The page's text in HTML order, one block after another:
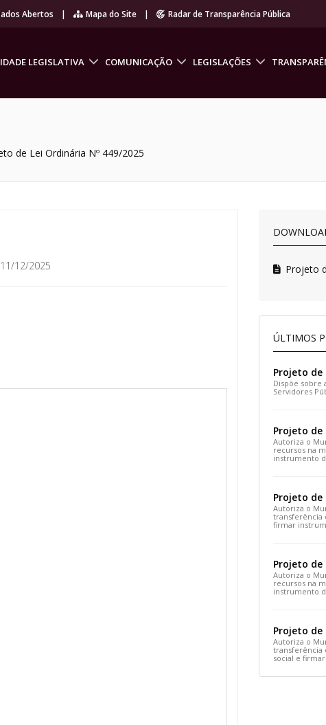
Abertos | Mapa do Site | Radar de Transparência Pública
LEGISLATIVA COMUNICAÇÃO LEGISLAÇÕES
de Lei Ordinária Nº 449/2025
11/12/2025 Projeto
ÚLTIMOS
Projeto de
Dispõe sobre
Servidores
Projeto de
Autoriza o
recursos na
instrumento
Projeto de
Autoriza o
transferência
firmar
Projeto de
Autoriza o
recursos na
instrumento
Projeto de
Autoriza o
transferência
social e
Comunitária